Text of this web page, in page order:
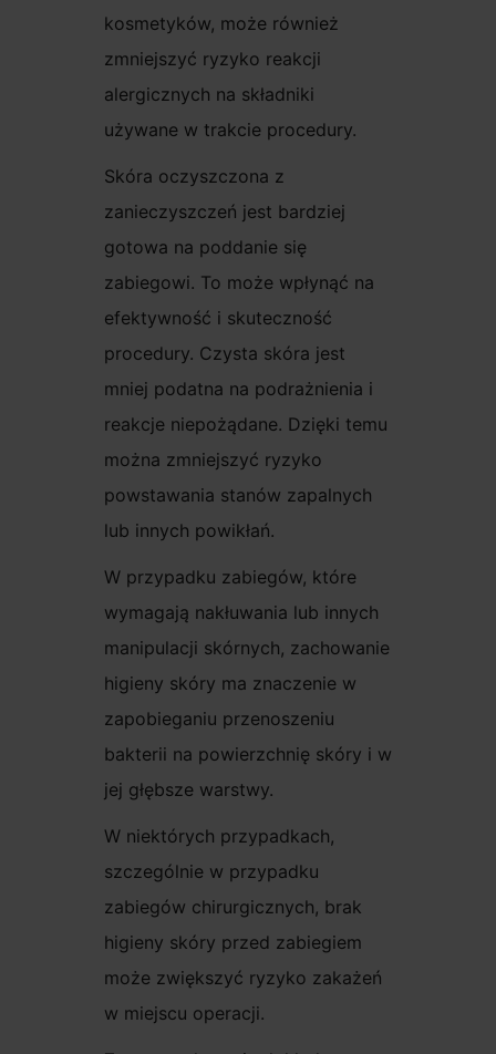
kosmetyków, może również
zmniejszyć ryzyko reakcji
alergicznych na składniki
używane w trakcie procedury.
Skóra oczyszczona z
zanieczyszczeń jest bardziej
gotowa na poddanie się
zabiegowi. To może wpłynąć na
efektywność i skuteczność
procedury. Czysta skóra jest
mniej podatna na podrażnienia i
reakcje niepożądane. Dzięki temu
można zmniejszyć ryzyko
powstawania stanów zapalnych
lub innych powikłań.
W przypadku zabiegów, które
wymagają nakłuwania lub innych
manipulacji skórnych, zachowanie
higieny skóry ma znaczenie w
zapobieganiu przenoszeniu
bakterii na powierzchnię skóry i w
jej głębsze warstwy.
W niektórych przypadkach,
szczególnie w przypadku
zabiegów chirurgicznych, brak
higieny skóry przed zabiegiem
może zwiększyć ryzyko zakażeń
w miejscu operacji.